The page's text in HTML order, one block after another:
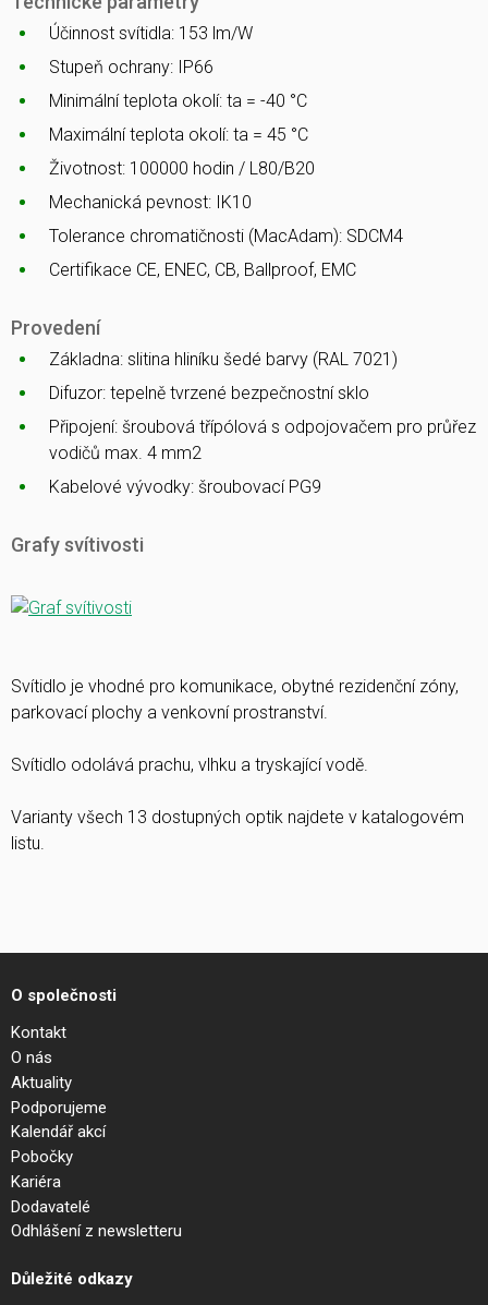
Účinnost svítidla: 153 lm/W
Stupeň ochrany: IP66
Minimální teplota okolí: ta = -40 °C
Maximální teplota okolí: ta = 45 °C
Životnost: 100000 hodin / L80/B20
Mechanická pevnost: IK10
Tolerance chromatičnosti (MacAdam): SDCM4
Certifikace CE, ENEC, CB, Ballproof, EMC
Provedení
Základna: slitina hliníku šedé barvy (RAL 7021)
Difuzor: tepelně tvrzené bezpečnostní sklo
Připojení: šroubová třípólová s odpojovačem pro průřez
vodičů max. 4 mm2
Kabelové vývodky: šroubovací PG9
Grafy svítivosti
Svítidlo je vhodné pro komunikace, obytné rezidenční zóny,
parkovací plochy a venkovní prostranství.
Svítidlo odolává prachu, vlhku a tryskající vodě.
Varianty všech 13 dostupných optik najdete v katalogovém
listu.
O společnosti
Kontakt
O nás
Aktuality
Podporujeme
Kalendář akcí
Pobočky
Kariéra
Dodavatelé
Odhlášení z newsletteru
Důležité odkazy